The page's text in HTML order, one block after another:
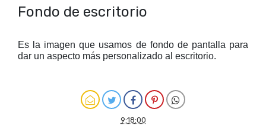
Fondo de escritorio
Es la imagen que usamos de fondo de pantalla para
dar un aspecto más personalizado al escritorio.
9:18:00